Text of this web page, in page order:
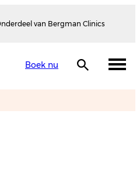
van Bergman Clinics
Boek nu